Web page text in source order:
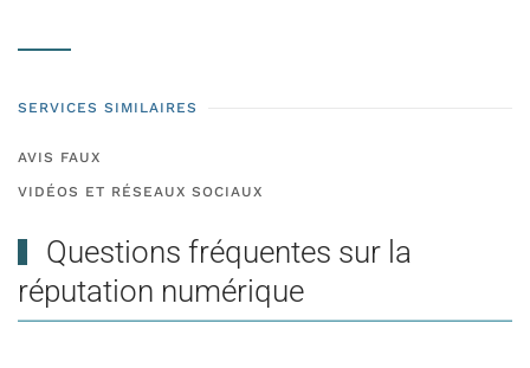
SERVICES SIMILAIRES
AVIS FAUX
VIDÉOS ET RÉSEAUX SOCIAUX
Questions fréquentes sur la
réputation numérique